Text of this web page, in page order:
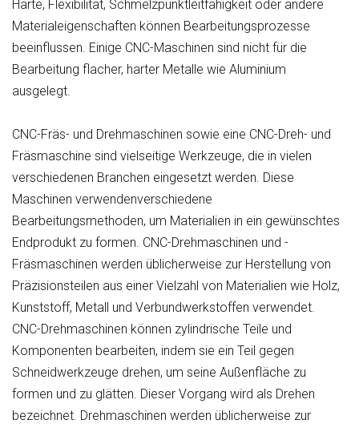
Härte, Flexibilität, Schmelzpunktleitfähigkeit oder andere
Materialeigenschaften können Bearbeitungsprozesse
beeinflussen. Einige CNC-Maschinen sind nicht für die
Bearbeitung flacher, harter Metalle wie Aluminium
ausgelegt.
CNC-Fräs- und Drehmaschinen sowie eine CNC-Dreh- und
Fräsmaschine sind vielseitige Werkzeuge, die in vielen
verschiedenen Branchen eingesetzt werden. Diese
Maschinen verwendenverschiedene
Bearbeitungsmethoden, um Materialien in ein gewünschtes
Endprodukt zu formen. CNC-Drehmaschinen und -
Fräsmaschinen werden üblicherweise zur Herstellung von
Präzisionsteilen aus einer Vielzahl von Materialien wie Holz,
Kunststoff, Metall und Verbundwerkstoffen verwendet.
CNC-Drehmaschinen können zylindrische Teile und
Komponenten bearbeiten, indem sie ein Teil gegen
Schneidwerkzeuge drehen, um seine Außenfläche zu
formen und zu glätten. Dieser Vorgang wird als Drehen
bezeichnet. Drehmaschinen werden üblicherweise zur